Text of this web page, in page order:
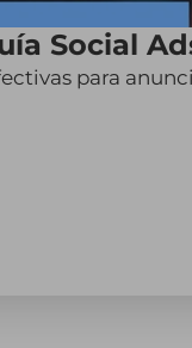
Social
para